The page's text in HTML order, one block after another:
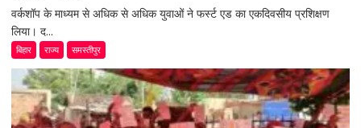
वर्कशॉप के माध्यम से अधिक से अधिक युवाओं ने फर्स्ट एड का एकदिवसीय प्रशिक्षण
लिया। द...
बिहार राज्य समस्तीपुर